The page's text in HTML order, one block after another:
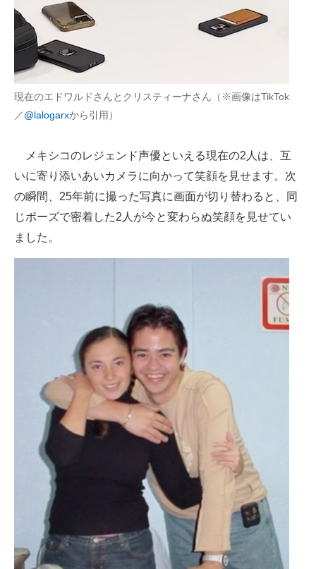
現在のエドワルドさんとクリスティーナさん（※画像はTikTok
／@lalogarxから引用）
メキシコのレジェンド声優といえる現在の2人は、互
いに寄り添いあいカメラに向かって笑顔を見せます。次
の瞬間、25年前に撮った写真に画面が切り替わると、同
じポーズで密着した2人が今と変わらぬ笑顔を見せてい
ました。